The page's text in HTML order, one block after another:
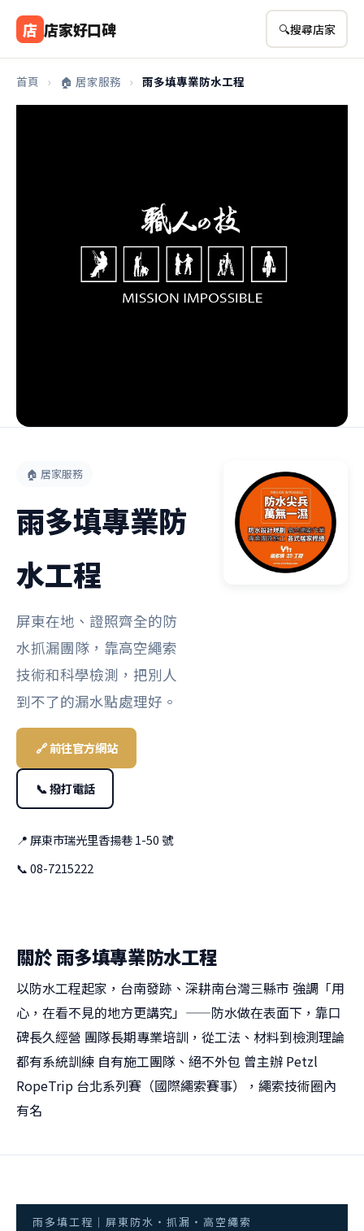
店 店家好口碑 🔍搜尋店家
首頁 › 🏠 居家服務 › 雨多填專業防水工程
🏠 居家服務
雨多填專業防
水工程
屏東在地、證照齊全的防
水抓漏團隊，靠高空繩索
技術和科學檢測，把別人
到不了的漏水點處理好。
🔗 前往官方網站
📞 撥打電話
📍 屏東市瑞光里香揚巷 1-50 號
📞 08-7215222
關於 雨多填專業防水工程
以防水工程起家，台南發跡、深耕南台灣三縣市 強調「用
心，在看不見的地方更講究」——防水做在表面下，靠口
碑長久經營 團隊長期專業培訓，從工法、材料到檢測理論
都有系統訓練 自有施工團隊、絕不外包 曾主辦 Petzl
RopeTrip 台北系列賽（國際繩索賽事），繩索技術圈內
有名
雨多填工程｜屏東防水・抓漏・高空繩索